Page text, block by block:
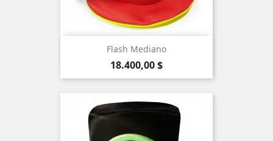
Flash Mediano
Precio
18.400,00 $